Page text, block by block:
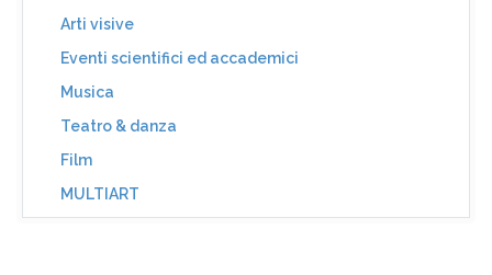
Arti visive
Eventi scientifici ed accademici
Musica
Teatro & danza
Film
MULTIART